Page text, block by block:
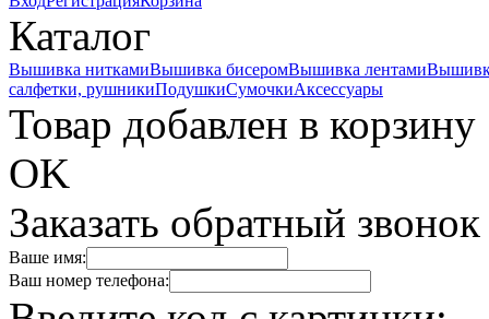
Каталог
Вышивка ниткамиВышивка бисеромВышивка лентами
салфетки, рушникиПодушкиСумочкиАксессуары
Товар добавлен в корзину
OK
Заказать обратный звонок
Ваше имя:
Ваш номер телефона: